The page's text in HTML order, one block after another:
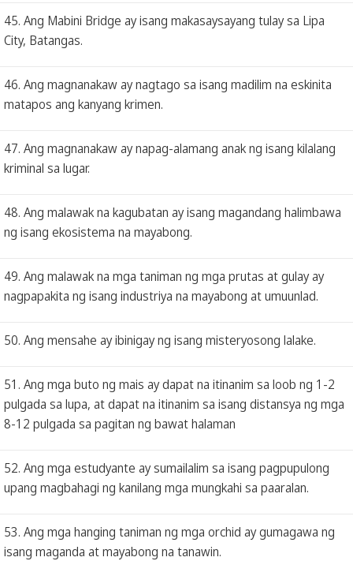
45. Ang Mabini Bridge ay isang makasaysayang tulay sa Lipa
City, Batangas.
46. Ang magnanakaw ay nagtago sa isang madilim na eskinita
matapos ang kanyang krimen.
47. Ang magnanakaw ay napag-alamang anak ng isang kilalang
kriminal sa lugar.
48. Ang malawak na kagubatan ay isang magandang halimbawa
ng isang ekosistema na mayabong.
49. Ang malawak na mga taniman ng mga prutas at gulay ay
nagpapakita ng isang industriya na mayabong at umuunlad.
50. Ang mensahe ay ibinigay ng isang misteryosong lalake.
51. Ang mga buto ng mais ay dapat na itinanim sa loob ng 1-2
pulgada sa lupa, at dapat na itinanim sa isang distansya ng mga
8-12 pulgada sa pagitan ng bawat halaman
52. Ang mga estudyante ay sumailalim sa isang pagpupulong
upang magbahagi ng kanilang mga mungkahi sa paaralan.
53. Ang mga hanging taniman ng mga orchid ay gumagawa ng
isang maganda at mayabong na tanawin.